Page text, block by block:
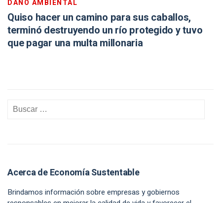
DAÑO AMBIENTAL
Quiso hacer un camino para sus caballos,
terminó destruyendo un río protegido y tuvo
que pagar una multa millonaria
Acerca de Economía Sustentable
Brindamos información sobre empresas y gobiernos